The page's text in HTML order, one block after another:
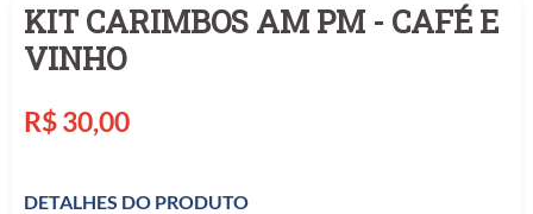
KIT CARIMBOS AM PM - CAFÉ E
VINHO
Preço
R$ 30,00
DETALHES DO PRODUTO